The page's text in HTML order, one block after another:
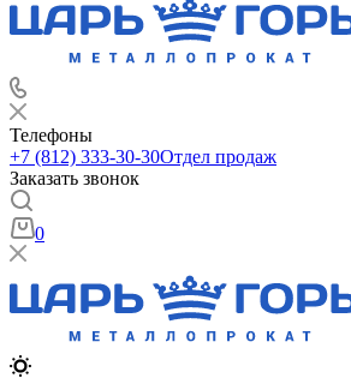
Телефоны
+7 (812) 333-30-30Отдел продаж
Заказать звонок
0